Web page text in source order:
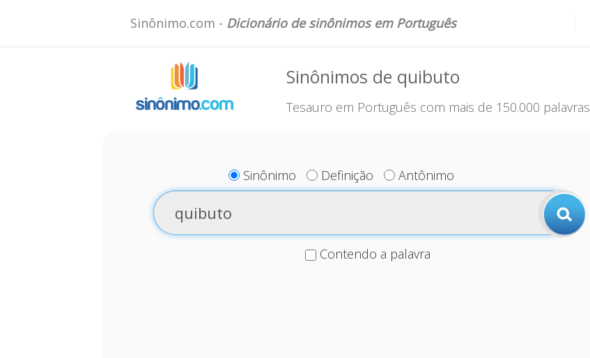
Sinônimo.com - Dicionário de sinônimos em Português
Sinônimos de quibuto
Tesauro em Português com mais de 150.000 palavras
Sinônimo Definição Antônimo
Contendo a palavra